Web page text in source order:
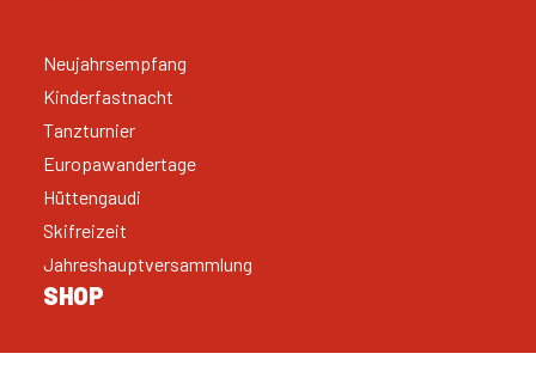
Neujahrsempfang
Kinderfastnacht
Tanzturnier
Europawandertage
Hüttengaudi
Skifreizeit
Jahreshauptversammlung
SHOP